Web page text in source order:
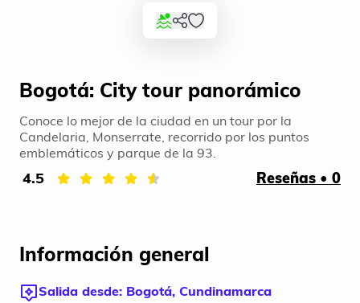
Bogotá: City tour panorámico
Conoce lo mejor de la ciudad en un tour por la
Candelaria, Monserrate, recorrido por los puntos
emblemáticos y parque de la 93.
4.5 Reseñas • 0
Información general
Salida desde: Bogotá, Cundinamarca